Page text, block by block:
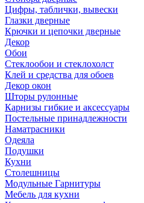
Цифры, таблички, вывески
Глазки дверные
Крючки и цепочки дверные
Декор
Обои
Стеклообои и стеклохолст
Клей и средства для обоев
Декор окон
Шторы рулонные
Карнизы гибкие и аксессуары
Постельные принадлежности
Наматрасники
Одеяла
Подушки
Кухни
Столешницы
Модульные Гарнитуры
Мебель для кухни